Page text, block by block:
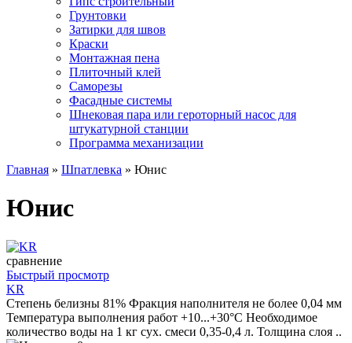
Грунтовки
Затирки для швов
Краски
Монтажная пена
Плиточный клей
Саморезы
Фасадные системы
Шнековая пара или героторный насос для
штукатурной станции
Программа механизации
Главная » Шпатлевка » Юнис
Юнис
сравнение
Быстрый просмотр
KR
Степень белизны 81% Фракция наполнителя не более 0,04 мм
Температура выполнения работ +10...+30°C Необходимое
количество воды на 1 кг сух. смеси 0,35-0,4 л. Толщина слоя ..